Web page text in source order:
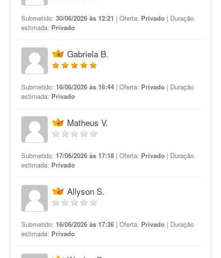
Submetido: 30/06/2026 às 12:21 | Oferta: Privado | Duração
estimada: Privado
Gabriela B.
Submetido: 16/06/2026 às 16:44 | Oferta: Privado | Duração
estimada: Privado
Matheus V.
Submetido: 17/06/2026 às 17:18 | Oferta: Privado | Duração
estimada: Privado
Allyson S.
Submetido: 16/06/2026 às 17:36 | Oferta: Privado | Duração
estimada: Privado